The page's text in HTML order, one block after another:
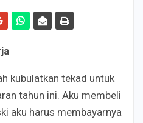
kubulatkan tekad untuk
tahun ini. Aku membeli
aku harus membayarnya